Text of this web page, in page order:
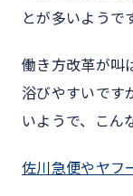
とが多いようで
働き方改革が叫
浴びやすいです
いようで、こん
佐川急便やヤフ